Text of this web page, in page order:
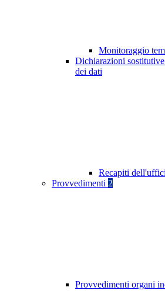
Monitoraggio
Dichiarazioni
dei dati
Recapiti
Provvedimenti 2
Provvedimenti organi